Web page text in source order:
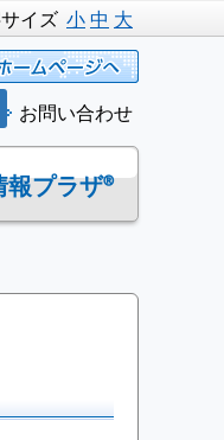
イズ 小中 大
お問い合わせ
プラザ®